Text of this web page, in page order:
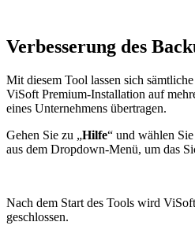
Verbesserung des
Mit diesem Tool lassen sich
ViSoft Premium-Installation auf
eines Unternehmens übertragen.
Gehen Sie zu „Hilfe“ und wählen Sie
aus dem Dropdown-Menü, um das
Nach dem Start des Tools wird
geschlossen.